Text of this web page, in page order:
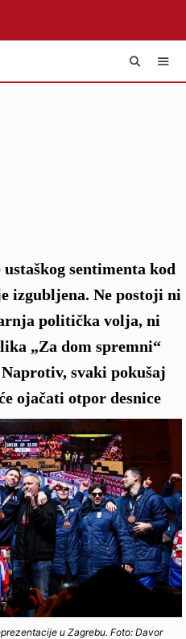
sentimenta kod
izgubljena. Ne postoji ni
politička volja, ni
„Za dom spremni“
svaki pokušaj
ojačati otpor desnice
u Zagrebu. Foto: Davor